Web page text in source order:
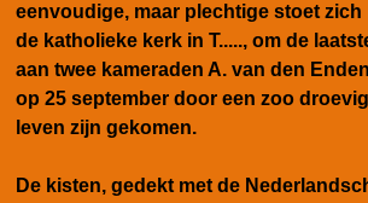
eenvoudige, maar plechtige stoet
de katholieke kerk in T....., om de
aan twee kameraden A. van den
op 25 september door een zoo
leven zijn gekomen.
De kisten, gedekt met de